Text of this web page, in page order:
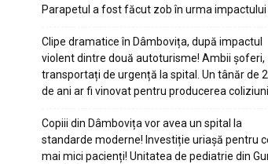
Parapetul a fost făcut zob în urma impactului
Clipe dramatice în Dâmbovița, după impactul
violent dintre două autoturisme! Ambii șoferi,
transportați de urgență la spital. Un tânăr de
de ani ar fi vinovat pentru producerea
Copiii din Dâmbovița vor avea un spital la
standarde moderne! Investiție uriașă pentru
mai mici pacienți! Unitatea de pediatrie din